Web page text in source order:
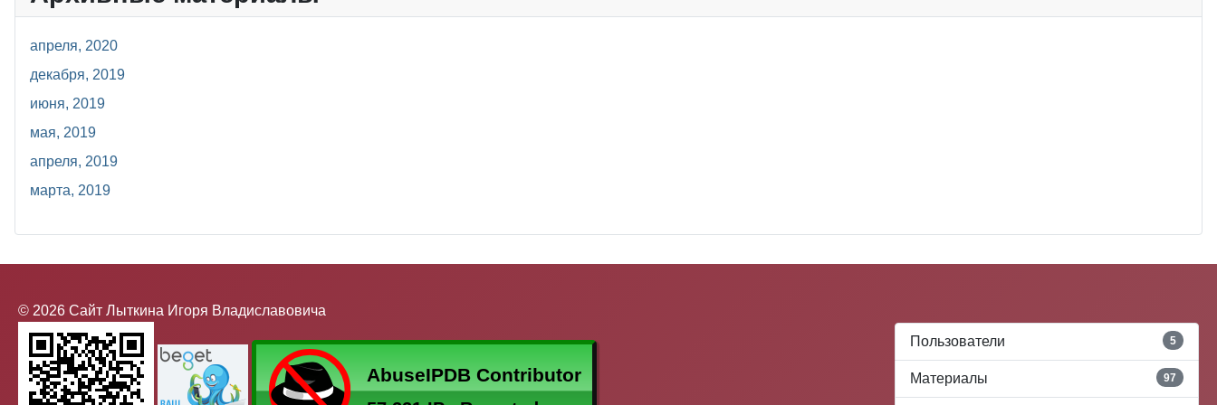
апреля, 2020
декабря, 2019
июня, 2019
мая, 2019
апреля, 2019
марта, 2019
© 2026 Сайт Лыткина Игоря Владиславовича
Пользователи
5
Материалы 97